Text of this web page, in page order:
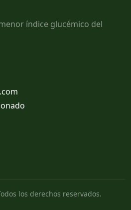
índice glucémico del
los derechos reservados.